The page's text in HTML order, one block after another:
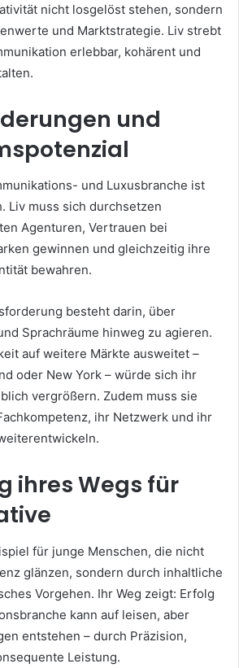
nicht losgelöst stehen, sondern
und Marktstrategie. Liv strebt
erlebbar, kohärent und
und
und Luxusbranche ist
Liv muss sich durchsetzen
Agenturen, Vertrauen bei
gewinnen und gleichzeitig ihre
bewahren.
besteht darin, über
Sprachräume hinweg zu agieren.
auf weitere Märkte ausweitet –
oder New York – würde sich ihr
vergrößern. Zudem muss sie
ihr Netzwerk und ihr
ihres Wegs für
für junge Menschen, die nicht
glänzen, sondern durch inhaltliche
Vorgehen. Ihr Weg zeigt: Erfolg
kann auf leisen, aber
entstehen – durch Präzision,
Leistung.